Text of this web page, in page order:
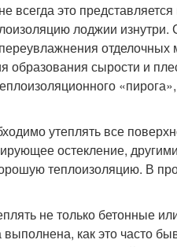
всегда это
лоджии изнутри.
образования сырости и
утеплять все
остекление,
теплоизоляцию. В
не только бетонные
выполнена, как это часто